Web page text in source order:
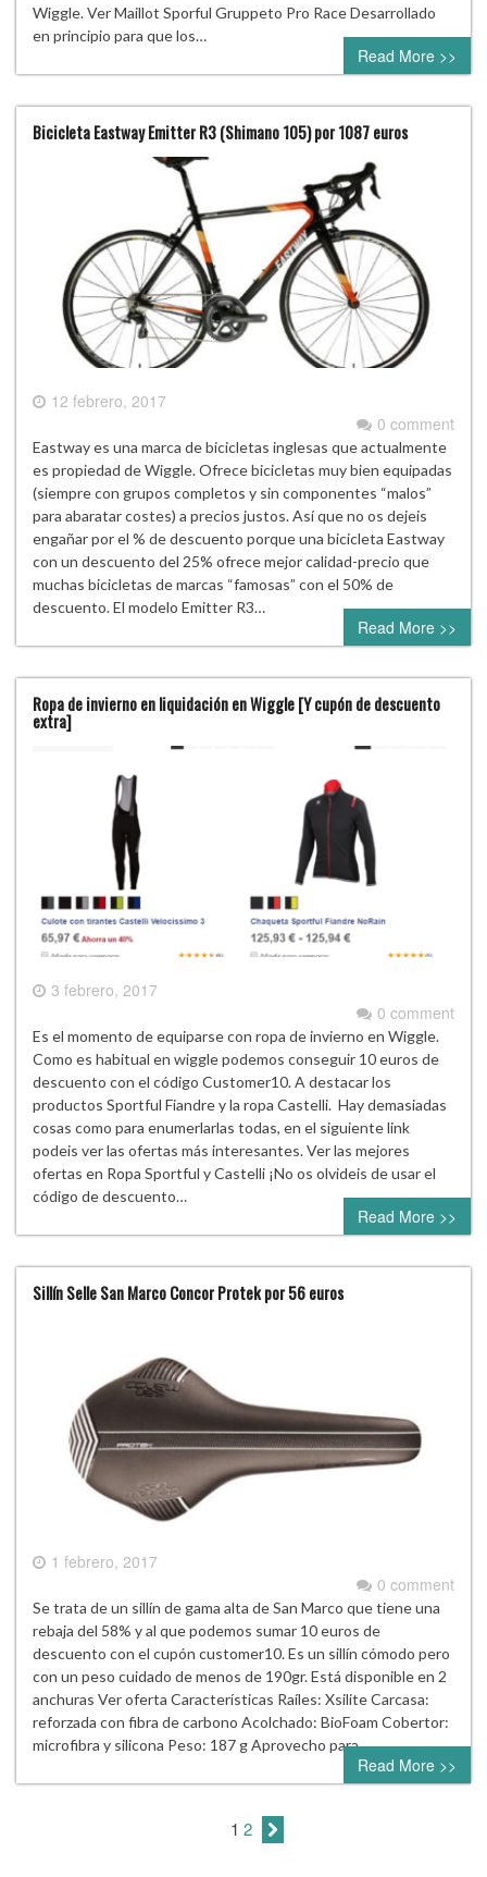
Wiggle. Ver Maillot Sporful Gruppeto Pro Race Desarrollado
en principio para que los…
Read More >>
Bicicleta Eastway Emitter R3 (Shimano 105) por 1087 euros
12 febrero, 2017
0 comment
Eastway es una marca de bicicletas inglesas que actualmente
es propiedad de Wiggle. Ofrece bicicletas muy bien equipadas
(siempre con grupos completos y sin componentes “malos”
para abaratar costes) a precios justos. Así que no os dejeis
engañar por el % de descuento porque una bicicleta Eastway
con un descuento del 25% ofrece mejor calidad-precio que
muchas bicicletas de marcas “famosas” con el 50% de
descuento. El modelo Emitter R3…
Read More >>
Ropa de invierno en liquidación en Wiggle [Y cupón de descuento
extra]
3 febrero, 2017
0 comment
Es el momento de equiparse con ropa de invierno en Wiggle.
Como es habitual en wiggle podemos conseguir 10 euros de
descuento con el código Customer10. A destacar los
productos Sportful Fiandre y la ropa Castelli. Hay demasiadas
cosas como para enumerlarlas todas, en el siguiente link
podeis ver las ofertas más interesantes. Ver las mejores
ofertas en Ropa Sportful y Castelli ¡No os olvideis de usar el
código de descuento…
Read More >>
Sillín Selle San Marco Concor Protek por 56 euros
1 febrero, 2017
0 comment
Se trata de un sillín de gama alta de San Marco que tiene una
rebaja del 58% y al que podemos sumar 10 euros de
descuento con el cupón customer10. Es un sillín cómodo pero
con un peso cuidado de menos de 190gr. Está disponible en 2
anchuras Ver oferta Características Raíles: Xsilite Carcasa:
reforzada con fibra de carbono Acolchado: BioFoam Cobertor:
microfibra y silicona Peso: 187 g Aprovecho para…
Read More >>
1 2